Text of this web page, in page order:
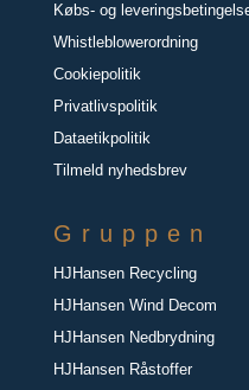
Købs- og
Whistleblowerordning
Cookiepolitik
Privatlivspolitik
Dataetikpolitik
Tilmeld nyhedsbrev
Gruppen
HJHansen Recycling
HJHansen Wind Decom
HJHansen Nedbrydning
HJHansen Råstoffer